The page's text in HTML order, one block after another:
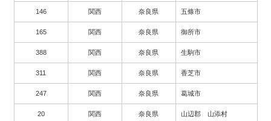
146 関西 奈良県 五條市
165 関西 奈良県 御所市
388 関西 奈良県 生駒市
311 関西 奈良県 香芝市
247 関西 奈良県 葛城市
20 関西 奈良県 山辺郡 山添村